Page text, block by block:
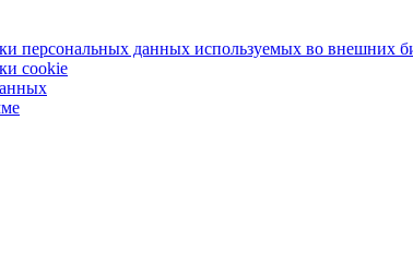
персональных данных используемых во внешних
cookie